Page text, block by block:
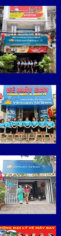
Copyright